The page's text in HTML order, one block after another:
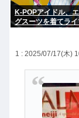
K-POPアイドル、
グスーツを着てラ
1 : 2025/07/17(木)